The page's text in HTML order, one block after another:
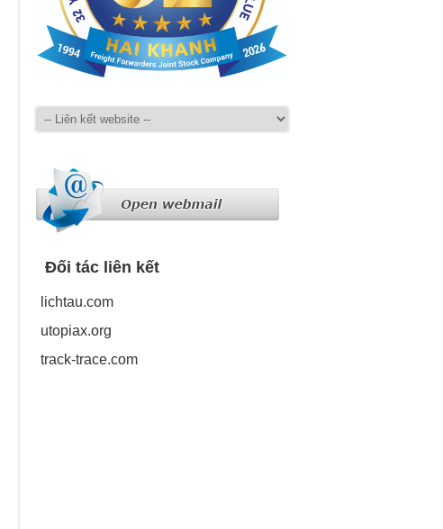
Đối tác liên kết
lichtau.com
utopiax.org
track-trace.com